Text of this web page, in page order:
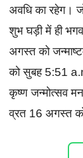
अवधि का रहेग।
शुभ घड़ी में ही
अगस्त को
को सुबह 5:51
कृष्ण जन्मोत्सव
व्रत 16 अगस्त